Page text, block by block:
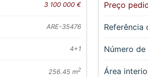
3 100 000 €
ARE-35476
4+1
256.45 m2
Preço
Referência
Número
Área